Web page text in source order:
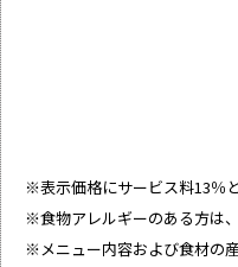
※表示価格にサービス料13％
※食物アレルギーのある方は
※メニュー内容および食材の